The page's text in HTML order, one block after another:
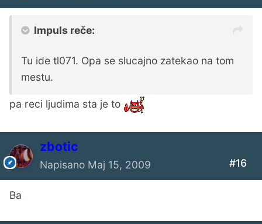
Impuls reče:
Tu ide tl071. Opa se slucajno zatekao na tom
mestu.
pa reci ljudima sta je to
zbotic
Napisano Maj 15, 2009 #16
Ba